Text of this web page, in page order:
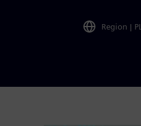
Region | PL